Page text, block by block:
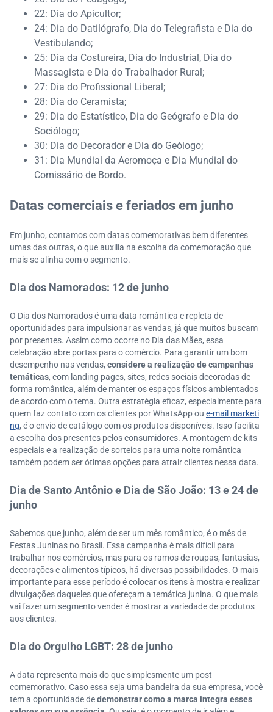
22: Dia do Apicultor;
24: Dia do Datilógrafo, Dia do Telegrafista e Dia do
Vestibulando;
25: Dia da Costureira, Dia do Industrial, Dia do
Massagista e Dia do Trabalhador Rural;
27: Dia do Profissional Liberal;
28: Dia do Ceramista;
29: Dia do Estatístico, Dia do Geógrafo e Dia do
Sociólogo;
30: Dia do Decorador e Dia do Geólogo;
31: Dia Mundial da Aeromoça e Dia Mundial do
Comissário de Bordo.
Datas comerciais e feriados em junho
Em junho, contamos com datas comemorativas bem diferentes
umas das outras, o que auxilia na escolha da comemoração que
mais se alinha com o segmento.
Dia dos Namorados: 12 de junho
O Dia dos Namorados é uma data romântica e repleta de
oportunidades para impulsionar as vendas, já que muitos buscam
por presentes. Assim como ocorre no Dia das Mães, essa
celebração abre portas para o comércio. Para garantir um bom
desempenho nas vendas, considere a realização de campanhas
temáticas, com landing pages, sites, redes sociais decoradas de
forma romântica, além de manter os espaços físicos ambientados
de acordo com o tema. Outra estratégia eficaz, especialmente para
quem faz contato com os clientes por WhatsApp ou e-mail marketi
ng, é o envio de catálogo com os produtos disponíveis. Isso facilita
a escolha dos presentes pelos consumidores. A montagem de kits
especiais e a realização de sorteios para uma noite romântica
também podem ser ótimas opções para atrair clientes nessa data.
Dia de Santo Antônio e Dia de São João: 13 e 24 de
junho
Sabemos que junho, além de ser um mês romântico, é o mês de
Festas Juninas no Brasil. Essa campanha é mais difícil para
trabalhar nos comércios, mas para os ramos de roupas, fantasias,
decorações e alimentos típicos, há diversas possibilidades. O mais
importante para esse período é colocar os itens à mostra e realizar
divulgações daqueles que ofereçam a temática junina. O que mais
vai fazer um segmento vender é mostrar a variedade de produtos
aos clientes.
Dia do Orgulho LGBT: 28 de junho
A data representa mais do que simplesmente um post
comemorativo. Caso essa seja uma bandeira da sua empresa, você
tem a oportunidade dedemonstrar como a marca integra esses